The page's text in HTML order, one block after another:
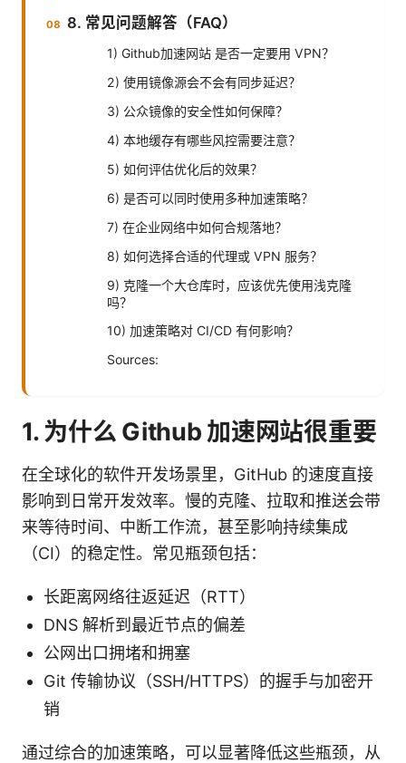
8. 常见问题解答（FAQ）
1) Github加速网站 是否一定要用 VPN？
2) 使用镜像源会不会有同步延迟？
3) 公众镜像的安全性如何保障？
4) 本地缓存有哪些风控需要注意？
5) 如何评估优化后的效果？
6) 是否可以同时使用多种加速策略？
7) 在企业网络中如何合规落地？
8) 如何选择合适的代理或 VPN 服务？
9) 克隆一个大仓库时，应该优先使用浅克隆
吗？
10) 加速策略对 CI/CD 有何影响？
Sources:
1. 为什么 Github 加速网站很重要
在全球化的软件开发场景里，GitHub 的速度直接
影响到日常开发效率。慢的克隆、拉取和推送会带
来等待时间、中断工作流，甚至影响持续集成
（CI）的稳定性。常见瓶颈包括：
长距离网络往返延迟（RTT）
DNS 解析到最近节点的偏差
公网出口拥堵和拥塞
Git 传输协议（SSH/HTTPS）的握手与加密开
销
通过综合的加速策略，可以显著降低这些瓶颈，从